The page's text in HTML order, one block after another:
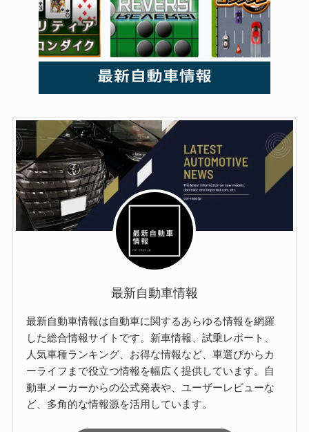
最新自動車情報
最新自動車情報は自動車に関するあらゆる情報を網羅
した総合情報サイトです。新車情報、試乗レポート、
人気車種ランキング、お得な情報など、車選びからカ
ーライフまで役立つ情報を幅広く提供しています。自
動車メーカーからの公式発表や、ユーザーレビューな
ど、多角的な情報源を活用しています。